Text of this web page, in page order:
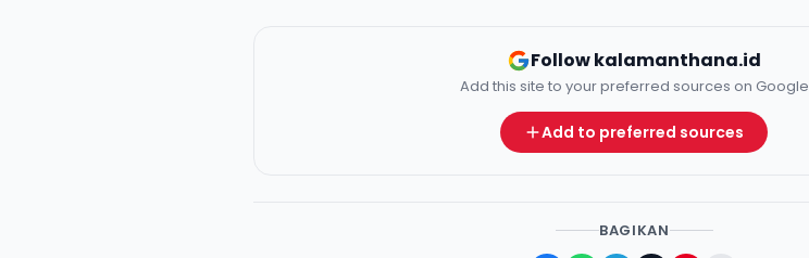
Follow kalamanthana.id
Add this site to your preferred sources on Google
Add to preferred sources
BAGIKAN